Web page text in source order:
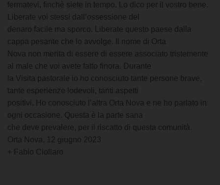
fermatevi, finchè siete in tempo. Lo dico per il vostro bene.
Liberate voi stessi dall’ossessione del
denaro facile ma sporco. Liberate questo paese dalla
cappa pesante che lo avvolge. Il nome di Orta
Nova non merita di essere di essere associato tristemente
al male che voi avete fatto finora. Durante
la Visita pastorale io ho conosciuto tante persone brave,
tante esperienze lodevoli, tanti aspetti
positivi. Ho conosciuto l’altra Orta Nova e ne ho parlato in
ogni occasione. Questa è la parte sana
che deve prevalere, per il riscatto di questa comunità.
Orta Nova, 12 giugno 2023
+ Fabio Ciollaro